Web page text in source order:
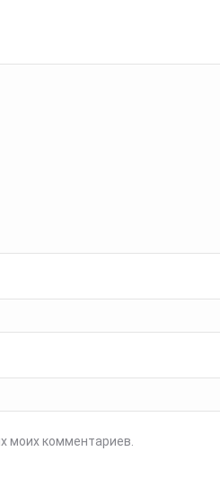
моих комментариев.